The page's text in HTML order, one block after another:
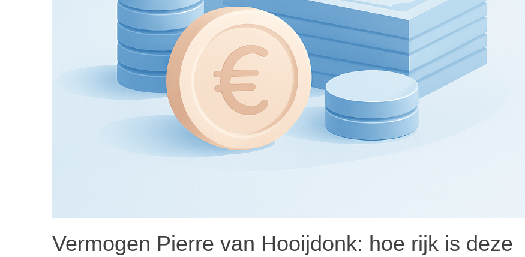
Vermogen Pierre van Hooijdonk: hoe rijk is deze